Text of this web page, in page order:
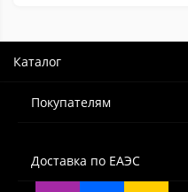
Каталог
Покупателям
Доставка по ЕАЭС